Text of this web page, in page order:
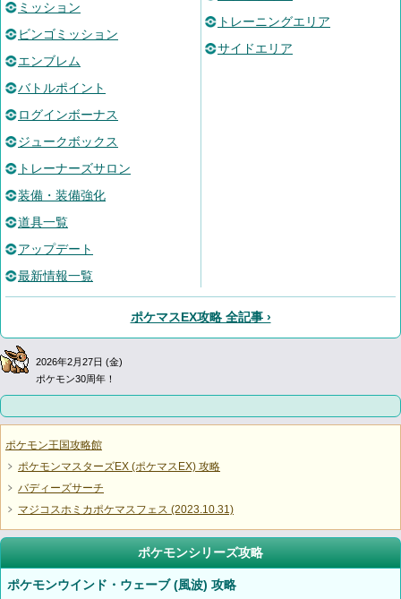
ミッション
ビンゴミッション
エンブレム
バトルポイント
ログインボーナス
ジュークボックス
トレーナーズサロン
装備・装備強化
道具一覧
アップデート
最新情報一覧
トレーニングエリア
サイドエリア
ポケマスEX攻略 全記事 ›
2026年2月27日 (金)
ポケモン30周年！
ポケモン王国攻略館
ポケモンマスターズEX (ポケマスEX) 攻略
バディーズサーチ
マジコスホミカポケマスフェス (2023.10.31)
ポケモンシリーズ攻略
ポケモンウインド・ウェーブ (風波) 攻略